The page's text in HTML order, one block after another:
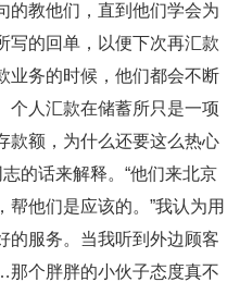
的教他们，直到他们学会为
写的回单，以便下次再汇款
业务的时候，他们都会不断
个人汇款在储蓄所只是一项
款额，为什么还要这么热心
的话来解释。“他们来北京
他们是应该的。”我认为用
的服务。当我听到外边顾客
个胖胖的小伙子态度真不